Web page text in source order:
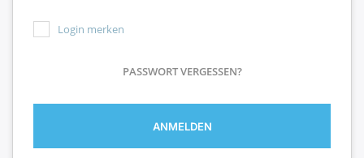
Login merken
PASSWORT VERGESSEN?
ANMELDEN